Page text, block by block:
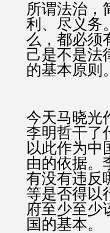
所谓法治，
利、尽义务
么，都必须
己是不是法
的基本原则。
今天马晓光
李明哲干了
以此作为中
由的依据。
有没有违反
等是否得以
府至少至少
国的基本。